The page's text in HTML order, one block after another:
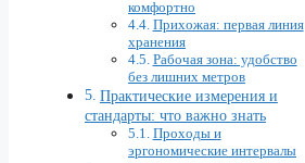
комфортно
Прихожая: первая линия
хранения
Рабочая зона: удобство
без лишних метров
Практические измерения и
стандарты: что важно знать
Проходы и
эргономические интервалы